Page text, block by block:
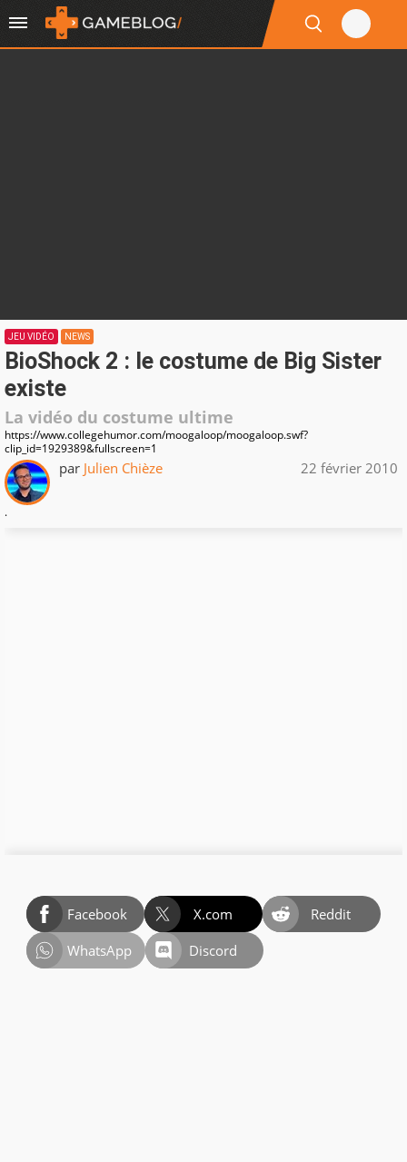
JEU VIDÉO NEWS
BioShock 2 : le costume de Big Sister
existe
La vidéo du costume ultime
https://www.collegehumor.com/moogaloop/moogaloop.swf?
clip_id=1929389&fullscreen=1
par Julien Chièze 22 février 2010
.
Facebook X.com
Reddit
WhatsApp
Discord